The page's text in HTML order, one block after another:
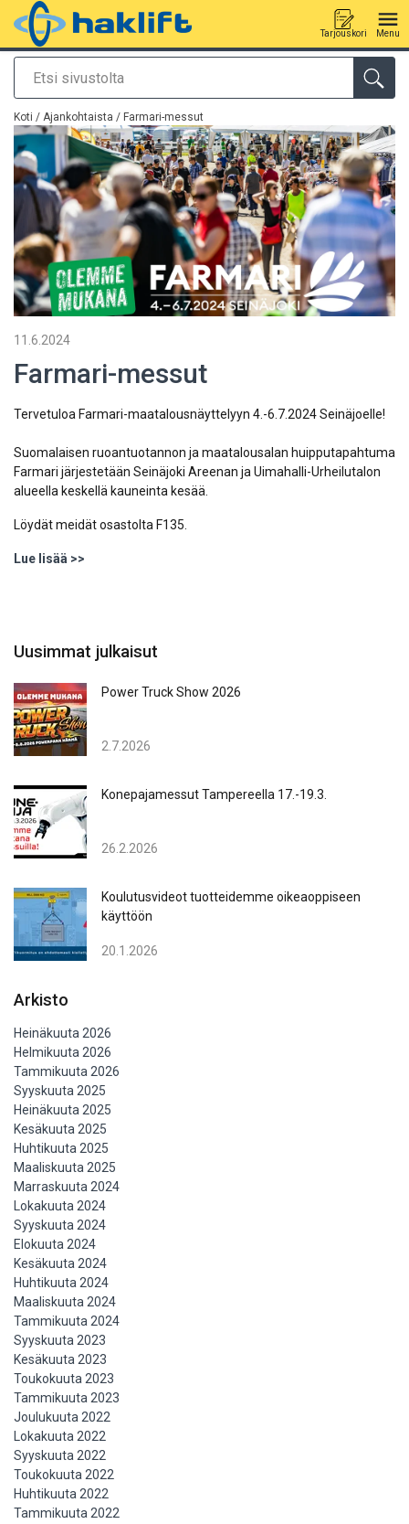
Etsi
Tarjouskori Menu
Tuote lisätty tarjouspyyntöön
Koti / Ajankohtaista / Farmari-messut
11.6.2024
Farmari-messut
Tervetuloa Farmari-maatalousnäyttelyyn 4.-6.7.2024 Seinäjoelle!
Suomalaisen ruoantuotannon ja maatalousalan huipputapahtuma
Farmari järjestetään Seinäjoki Areenan ja Uimahalli-Urheilutalon
alueella keskellä kauneinta kesää.
Löydät meidät osastolta F135.
Lue lisää >>
Uusimmat julkaisut
Power Truck Show 2026
2.7.2026
Konepajamessut Tampereella 17.-19.3.
26.2.2026
Koulutusvideot tuotteidemme oikeaoppiseen
käyttöön
20.1.2026
Arkisto
Heinäkuuta 2026
Helmikuuta 2026
Tammikuuta 2026
Syyskuuta 2025
Heinäkuuta 2025
Kesäkuuta 2025
Huhtikuuta 2025
Maaliskuuta 2025
Marraskuuta 2024
Lokakuuta 2024
Syyskuuta 2024
Elokuuta 2024
Kesäkuuta 2024
Huhtikuuta 2024
Maaliskuuta 2024
Tammikuuta 2024
Syyskuuta 2023
Kesäkuuta 2023
Toukokuuta 2023
Tammikuuta 2023
Joulukuuta 2022
Lokakuuta 2022
Syyskuuta 2022
Toukokuuta 2022
Huhtikuuta 2022
Tammikuuta 2022